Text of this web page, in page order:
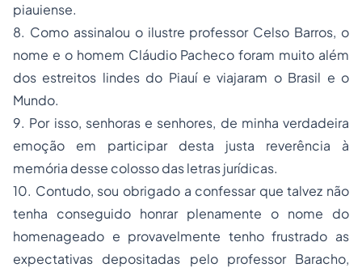
piauiense.
8. Como assinalou o ilustre professor Celso Barros, o
nome e o homem Cláudio Pacheco foram muito além
dos estreitos lindes do Piauí e viajaram o Brasil e o
Mundo.
9. Por isso, senhoras e senhores, de minha verdadeira
emoção em participar desta justa reverência à
memória desse colosso das letras jurídicas.
10. Contudo, sou obrigado a confessar que talvez não
tenha conseguido honrar plenamente o nome do
homenageado e provavelmente tenho frustrado as
expectativas depositadas pelo professor Baracho,